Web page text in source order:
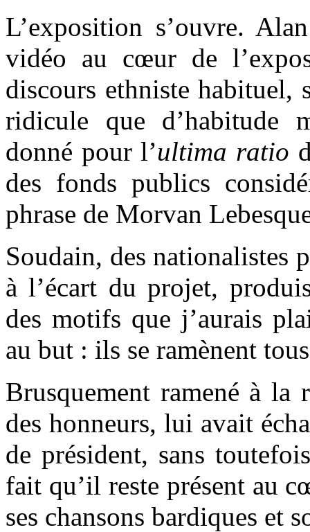
L’exposition s’ouvre.
vidéo au cœur de
discours ethniste habituel,
ridicule que d’habitude
donné pour l’ultima ratio
des fonds publics
phrase de Morvan
Soudain, des nationalistes
à l’écart du projet,
des motifs que j’aurais
au but : ils se ramènent
Brusquement ramené à
des honneurs, lui avait
de président, sans
fait qu’il reste présent au
ses chansons bardiques et